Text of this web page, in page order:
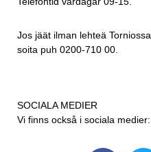
Jos jäät ilman lehteä Torniossa
soita puh 0200-710 00.
SOCIALA MEDIER
Vi finns också i sociala medier: